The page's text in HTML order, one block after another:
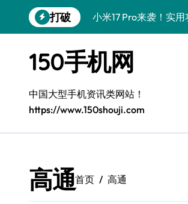
到
打破
小米17 Pro来袭！实
三星Galaxy S26来袭
三星Galaxy Z Fold7
S25 Ultra颜值炸裂！
Galaxy S25+闪亮登
S26+颜值暴增！机皇
150手机网
中国大型手机资讯类网站！
https://www.150shouji.com
高通首页 高通